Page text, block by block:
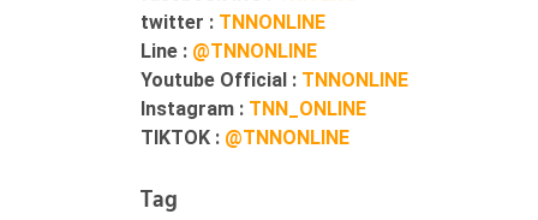
twitter : TNNONLINE
Line : @TNNONLINE
Youtube Official : TNNONLINE
Instagram : TNN_ONLINE
TIKTOK : @TNNONLINE
Tag